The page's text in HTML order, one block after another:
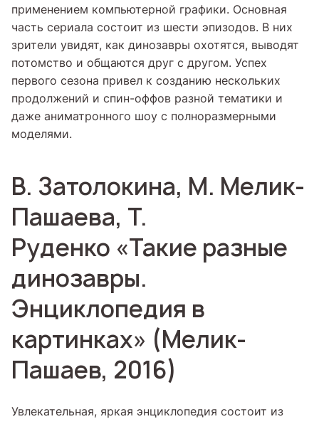
применением компьютерной графики. Основная
часть сериала состоит из шести эпизодов. В них
зрители увидят, как динозавры охотятся, выводят
потомство и общаются друг с другом. Успех
первого сезона привел к созданию нескольких
продолжений и спин-оффов разной тематики и
даже аниматронного шоу с полноразмерными
моделями.
В. Затолокина, М. Мелик-
Пашаева, Т.
Руденко «Такие разные
динозавры.
Энциклопедия в
картинках» (Мелик-
Пашаев, 2016)
Увлекательная, яркая энциклопедия состоит из